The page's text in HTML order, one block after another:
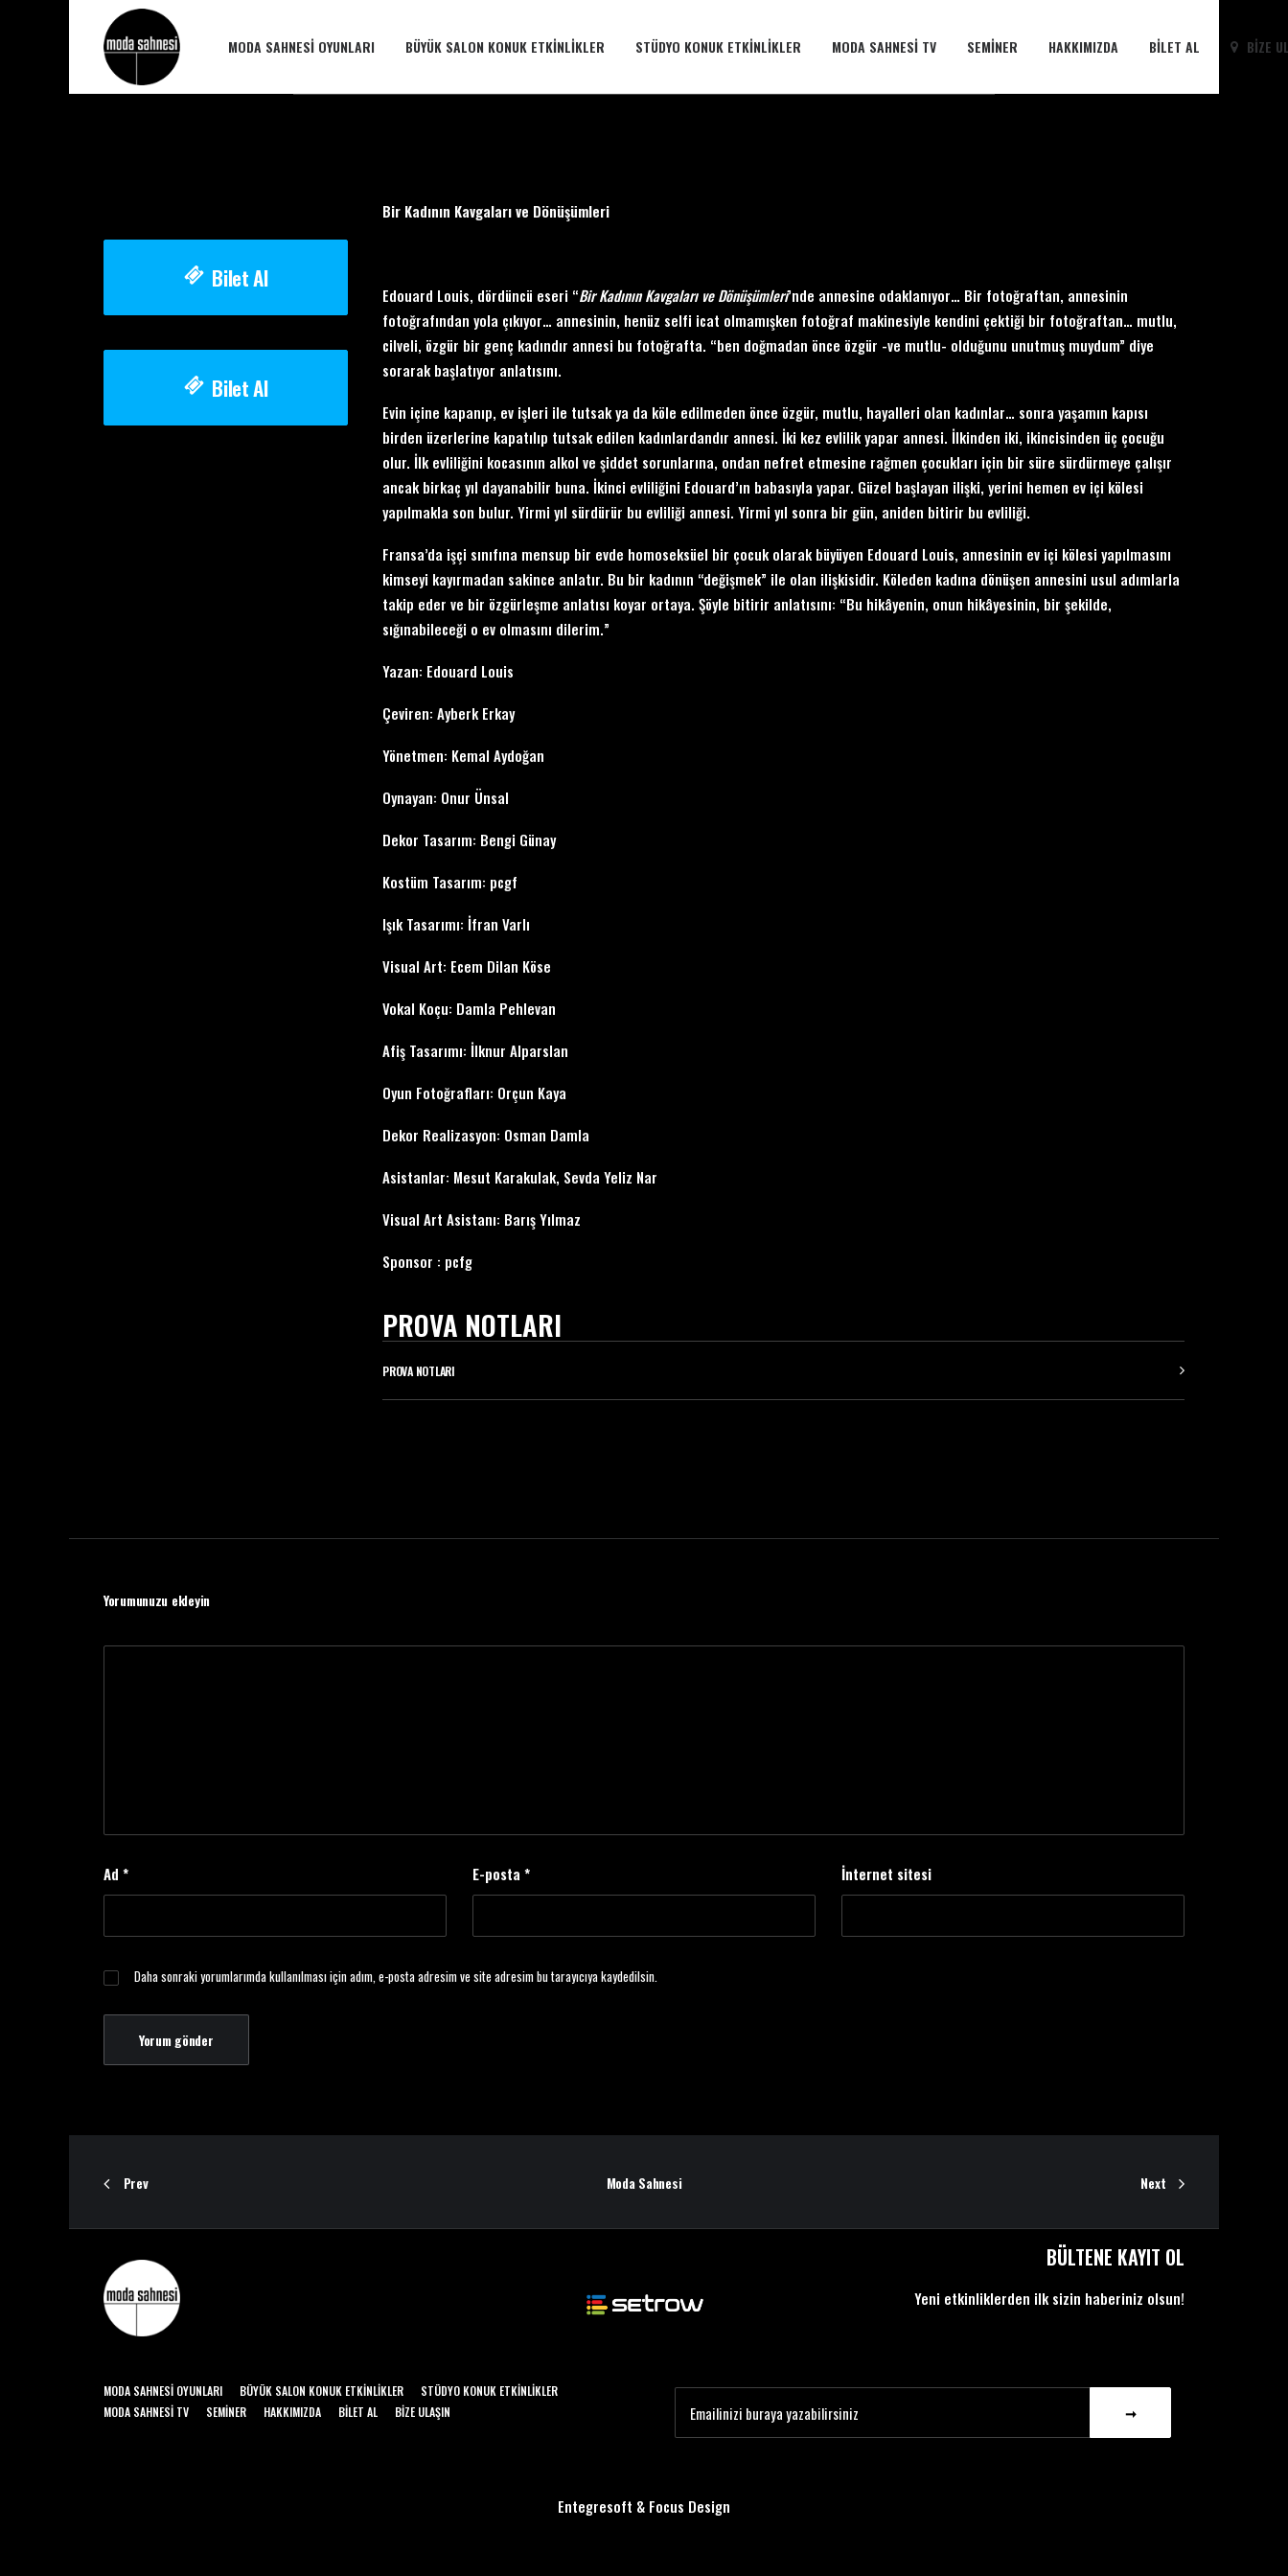
MODA SAHNESI OYUNLARI BÜYÜK SALON KONUK ETKINLIKLER STÜDYO KONUK ETKINLIKLER MODA SAHNESI TV SEMINER HAKKIMIZDA BILET AL BIZE
Bilet Al
Bilet Al
Bir Kadının Kavgaları ve Dönüşümleri
Edouard Louis, dördüncü eseri “Bir Kadının Kavgaları ve Dönüşümleri’nde annesine odaklanıyor… Bir fotoğraftan, annesinin
fotoğrafından yola çıkıyor… annesinin, henüz selfi icat olmamışken fotoğraf makinesiyle kendini çektiği bir fotoğraftan… mutlu,
cilveli, özgür bir genç kadındır annesi bu fotoğrafta. “ben doğmadan önce özgür -ve mutlu- olduğunu unutmuş muydum” diye
sorarak başlatıyor anlatısını.
Evin içine kapanıp, ev işleri ile tutsak ya da köle edilmeden önce özgür, mutlu, hayalleri olan kadınlar… sonra yaşamın kapısı
birden üzerlerine kapatılıp tutsak edilen kadınlardandır annesi. İki kez evlilik yapar annesi. İlkinden iki, ikincisinden üç çocuğu
olur. İlk evliliğini kocasının alkol ve şiddet sorunlarına, ondan nefret etmesine rağmen çocukları için bir süre sürdürmeye çalışır
ancak birkaç yıl dayanabilir buna. İkinci evliliğini Edouard’ın babasıyla yapar. Güzel başlayan ilişki, yerini hemen ev içi kölesi
yapılmakla son bulur. Yirmi yıl sürdürür bu evliliği annesi. Yirmi yıl sonra bir gün, aniden bitirir bu evliliği.
Fransa’da işçi sınıfına mensup bir evde homoseksüel bir çocuk olarak büyüyen Edouard Louis, annesinin ev içi kölesi yapılmasını
kimseyi kayırmadan sakince anlatır. Bu bir kadının “değişmek” ile olan ilişkisidir. Köleden kadına dönüşen annesini usul adımlarla
takip eder ve bir özgürleşme anlatısı koyar ortaya. Şöyle bitirir anlatısını: “Bu hikâyenin, onun hikâyesinin, bir şekilde,
sığınabileceği o ev olmasını dilerim.”
Yazan: Edouard Louis
Çeviren: Ayberk Erkay
Yönetmen: Kemal Aydoğan
Oynayan: Onur Ünsal
Dekor Tasarım: Bengi Günay
Kostüm Tasarım: pcgf
Işık Tasarımı: İfran Varlı
Visual Art: Ecem Dilan Köse
Vokal Koçu: Damla Pehlevan
Afiş Tasarımı: İlknur Alparslan
Oyun Fotoğrafları: Orçun Kaya
Dekor Realizasyon: Osman Damla
Asistanlar: Mesut Karakulak, Sevda Yeliz Nar
Visual Art Asistanı: Barış Yılmaz
Sponsor : pcfg
PROVA NOTLARI
PROVA NOTLARI
Yorumunuzu ekleyin
Ad * E-posta * İnternet sitesi
Daha sonraki yorumlarımda kullanılması için adım, e-posta adresim ve site adresim bu tarayıcıya kaydedilsin.
Prev Moda Sahnesi Next
BÜLTENE KAYIT OL
Yeni etkinliklerden ilk sizin haberiniz olsun!
MODA SAHNESI OYUNLARI BÜYÜK SALON KONUK ETKINLIKLER
STÜDYO KONUK ETKINLIKLER
MODA SAHNESI TV
SEMINER HAKKIMIZDA BILET AL BIZE ULAŞIN
Entegresoft & Focus Design